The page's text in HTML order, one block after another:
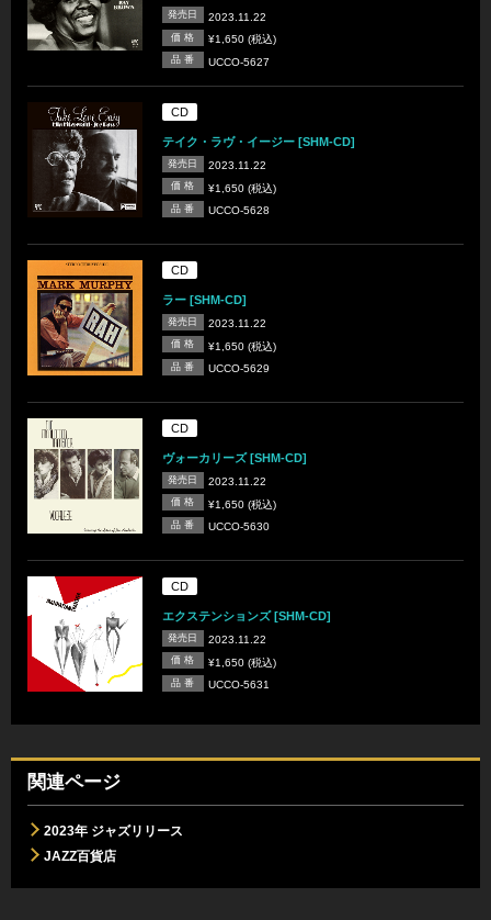
発売日 2023.11.22
価 格 ¥1,650 (税込)
品 番 UCCO-5627
CD
テイク・ラヴ・イージー [SHM-CD]
発売日 2023.11.22
価 格 ¥1,650 (税込)
品 番 UCCO-5628
CD
ラー [SHM-CD]
発売日 2023.11.22
価 格 ¥1,650 (税込)
品 番 UCCO-5629
CD
ヴォーカリーズ [SHM-CD]
発売日 2023.11.22
価 格 ¥1,650 (税込)
品 番 UCCO-5630
CD
エクステンションズ [SHM-CD]
発売日 2023.11.22
価 格 ¥1,650 (税込)
品 番 UCCO-5631
関連ページ
2023年 ジャズリリース
JAZZ百貨店